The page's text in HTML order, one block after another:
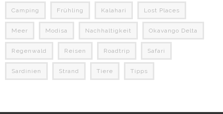
Camping Frühling Kalahari Lost Places
Meer Modisa Nachhaltigkeit Okavango Delta
Regenwald Reisen Roadtrip Safari
Sardinien Strand Tiere Tipps